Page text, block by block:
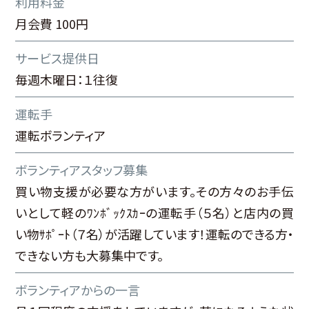
月会費 100円
サービス提供日
毎週木曜日：１往復
運転手
運転ボランティア
ボランティアスタッフ募集
買い物支援が必要な方がいます。その方々のお手伝
いとして軽のﾜﾝﾎﾞｯｸｽｶｰの運転手（５名）と店内の買
い物ｻﾎﾟｰﾄ（７名）が活躍しています！運転のできる方・
できない方も大募集中です。
ボランティアからの一言